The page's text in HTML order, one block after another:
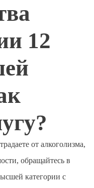
12
от алкоголизма,
обращайтесь в
категории с